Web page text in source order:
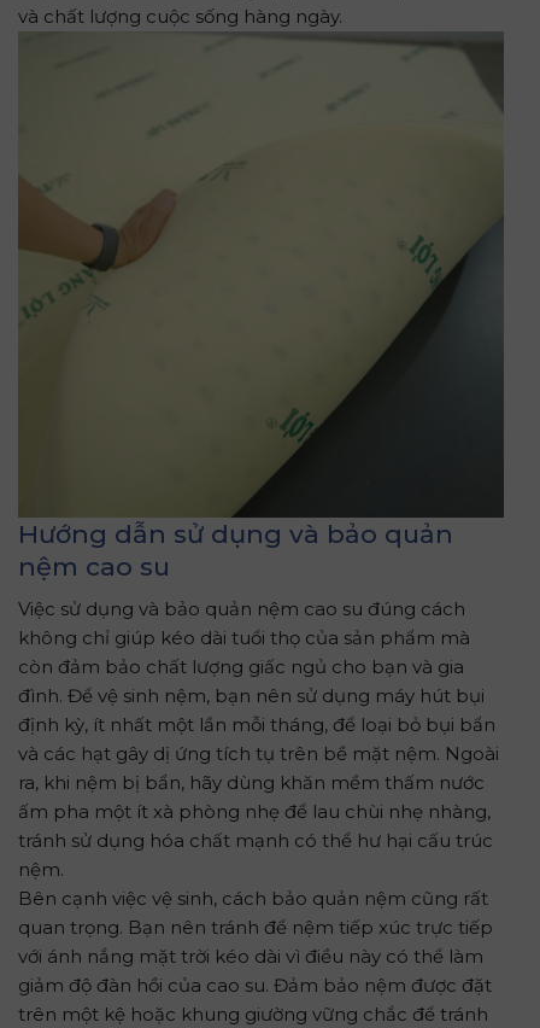
và chất lượng cuộc sống hàng ngày.
Hướng dẫn sử dụng và bảo quản
nệm cao su
Việc sử dụng và bảo quản nệm cao su đúng cách
không chỉ giúp kéo dài tuổi thọ của sản phẩm mà
còn đảm bảo chất lượng giấc ngủ cho bạn và gia
đình. Để vệ sinh nệm, bạn nên sử dụng máy hút bụi
định kỳ, ít nhất một lần mỗi tháng, để loại bỏ bụi bẩn
và các hạt gây dị ứng tích tụ trên bề mặt nệm. Ngoài
ra, khi nệm bị bẩn, hãy dùng khăn mềm thấm nước
ấm pha một ít xà phòng nhẹ để lau chùi nhẹ nhàng,
tránh sử dụng hóa chất mạnh có thể hư hại cấu trúc
nệm.
Bên cạnh việc vệ sinh, cách bảo quản nệm cũng rất
quan trọng. Bạn nên tránh để nệm tiếp xúc trực tiếp
với ánh nắng mặt trời kéo dài vì điều này có thể làm
giảm độ đàn hồi của cao su. Đảm bảo nệm được đặt
trên một kệ hoặc khung giường vững chắc để tránh